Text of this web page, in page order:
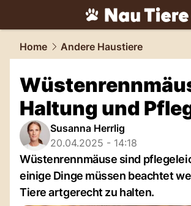
tiere.NAU.ch
Home Andere Haustiere
Haltung und
Susanna Herrlig
20.04.2025 - 14:18
Wüstenrennmäuse sind
einige Dinge müssen beachtet
Tiere artgerecht zu halten.